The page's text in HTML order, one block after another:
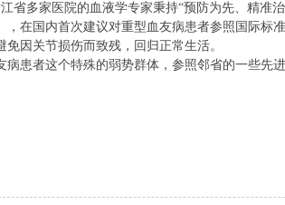
多家医院的血液学专家秉持“预防为先、精准
在国内首次建议对重型血友病患者参照国际标
因关节损伤而致残，回归正常生活。
者这个特殊的弱势群体，参照邻省的一些先